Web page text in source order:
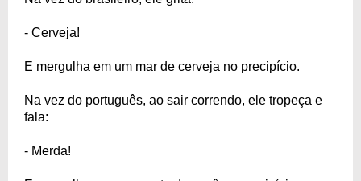
- Cerveja!
E mergulha em um mar de cerveja no precipício.
Na vez do português, ao sair correndo, ele tropeça e
fala:
- Merda!